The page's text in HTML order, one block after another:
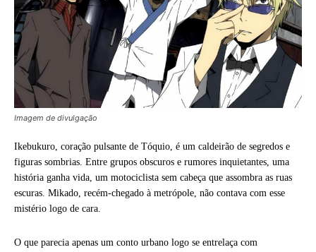
Imagem de divulgação
Ikebukuro, coração pulsante de Tóquio, é um caldeirão de segredos e
figuras sombrias. Entre grupos obscuros e rumores inquietantes, uma
história ganha vida, um motociclista sem cabeça que assombra as ruas
escuras. Mikado, recém-chegado à metrópole, não contava com esse
mistério logo de cara.
O que parecia apenas um conto urbano logo se entrelaça com